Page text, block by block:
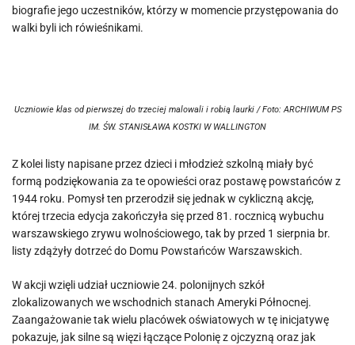
biografie jego uczestników, którzy w momencie przystępowania do
walki byli ich rówieśnikami.
Uczniowie klas od pierwszej do trzeciej malowali i robią laurki / Foto: ARCHIWUM PS
IM. ŚW. STANISŁAWA KOSTKI W WALLINGTON
Z kolei listy napisane przez dzieci i młodzież szkolną miały być
formą podziękowania za te opowieści oraz postawę powstańców z
1944 roku. Pomysł ten przerodził się jednak w cykliczną akcję,
której trzecia edycja zakończyła się przed 81. rocznicą wybuchu
warszawskiego zrywu wolnościowego, tak by przed 1 sierpnia br.
listy zdążyły dotrzeć do Domu Powstańców Warszawskich.
W akcji wzięli udział uczniowie 24. polonijnych szkół
zlokalizowanych we wschodnich stanach Ameryki Północnej.
Zaangażowanie tak wielu placówek oświatowych w tę inicjatywę
pokazuje, jak silne są więzi łączące Polonię z ojczyzną oraz jak